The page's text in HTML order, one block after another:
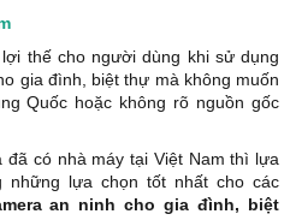
thế cho người dùng khi sử dụng
gia đình, biệt thự mà không muốn
Quốc hoặc không rõ nguồn gốc
có nhà máy tại Việt Nam thì lựa
những lựa chọn tốt nhất cho các
an ninh cho gia đình, biệt